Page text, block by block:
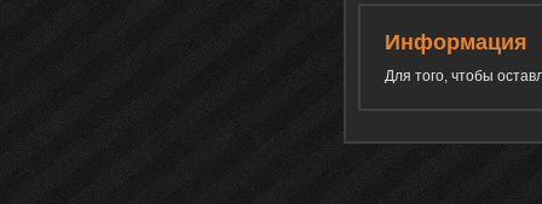
Информация
Для того, чтобы